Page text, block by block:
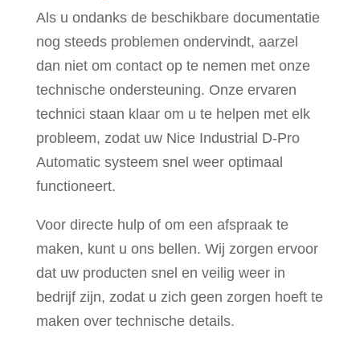
Als u ondanks de beschikbare documentatie
nog steeds problemen ondervindt, aarzel
dan niet om contact op te nemen met onze
technische ondersteuning. Onze ervaren
technici staan klaar om u te helpen met elk
probleem, zodat uw Nice Industrial D-Pro
Automatic systeem snel weer optimaal
functioneert.
Voor directe hulp of om een afspraak te
maken, kunt u ons bellen. Wij zorgen ervoor
dat uw producten snel en veilig weer in
bedrijf zijn, zodat u zich geen zorgen hoeft te
maken over technische details.